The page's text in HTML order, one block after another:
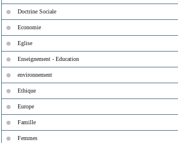
Doctrine Sociale
Economie
Eglise
Enseignement - Education
environnement
Ethique
Europe
Famille
Femmes